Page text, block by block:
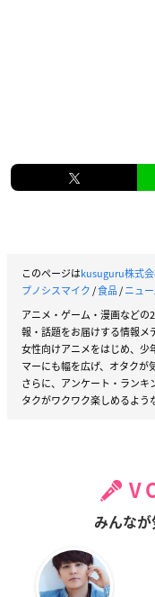
このページはkusuguru株式
プノシスマイク/食品/ニュ
アニメ・ゲーム・漫画など
報・話題をお届けする情報メ
女性向けアニメをはじめ、少
マーにも幅を広げ、オタクが
さらに、アンケート・ランキ
タクがワクワク楽しめるよう
みんな